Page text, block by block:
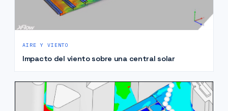
AIRE Y VIENTO
Impacto del viento sobre una central solar